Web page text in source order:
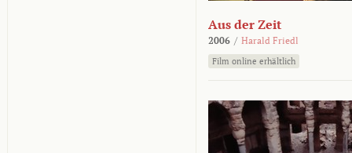
Aus der Zeit
2006 / Harald Friedl
Film online erhältlich